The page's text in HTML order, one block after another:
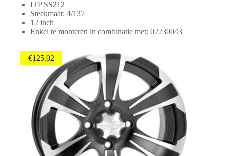
ITP SS212
Steekmaat: 4/137
12 inch
Enkel te monteren in combinatie met: 02230043
€125.02